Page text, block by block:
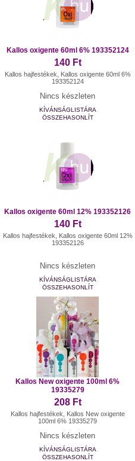
Kallos oxigente 60ml 6% 193352124
140 Ft
Kallos hajfestékek, Kallos oxigente 60ml 6%
193352124
Nincs készleten
KÍVÁNSÁGLISTÁRA
ÖSSZEHASONLÍT
Kallos oxigente 60ml 12% 193352126
140 Ft
Kallos hajfestékek, Kallos oxigente 60ml 12%
193352126
Nincs készleten
KÍVÁNSÁGLISTÁRA
ÖSSZEHASONLÍT
Kallos New oxigente 100ml 6%
19335279
208 Ft
Kallos hajfestékek, Kallos New oxigente
100ml 6% 19335279
Nincs készleten
KÍVÁNSÁGLISTÁRA
ÖSSZEHASONLÍT